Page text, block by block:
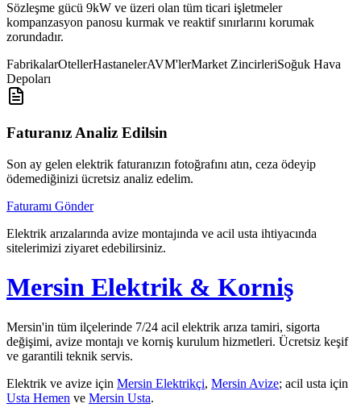
Sözleşme gücü 9kW ve üzeri olan tüm ticari işletmeler
kompanzasyon panosu kurmak ve reaktif sınırlarını korumak
zorundadır.
FabrikalarOtellerHastanelerAVM'lerMarket ZincirleriSoğuk Hava
Depoları
Faturanız Analiz Edilsin
Son ay gelen elektrik faturanızın fotoğrafını atın, ceza ödeyip
ödemediğinizi ücretsiz analiz edelim.
Faturamı Gönder
Elektrik arızalarında avize montajında ve acil usta ihtiyacında
sitelerimizi ziyaret edebilirsiniz.
Mersin Elektrik & Korniş
Mersin'in tüm ilçelerinde 7/24 acil elektrik arıza tamiri, sigorta
değişimi, avize montajı ve korniş kurulum hizmetleri. Ücretsiz keşif
ve garantili teknik servis.
Elektrik ve avize için Mersin Elektrikçi, Mersin Avize; acil usta için
Usta Hemen ve Mersin Usta.